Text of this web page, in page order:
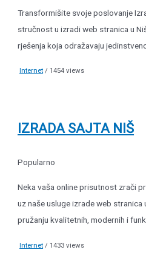
Transformišite svoje poslovanje
stručnost u izradi web stranica u
rješenja koja odražavaju
Internet / 1454 views
IZRADA SAJTA NIŠ
Popularno
Neka vaša online prisutnost zrači
uz naše usluge izrade web stranica
pružanju kvalitetnih, modernih i
Internet / 1433 views